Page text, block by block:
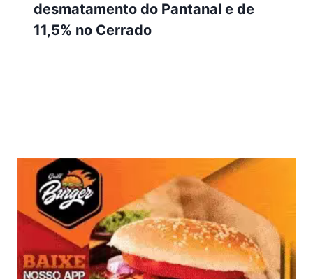
desmatamento do Pantanal e de
11,5% no Cerrado